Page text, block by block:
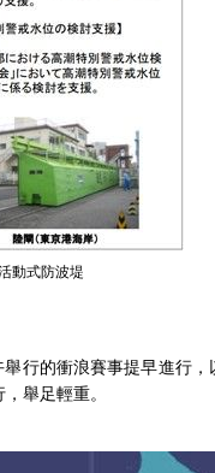
動式防波堤
行的衝浪賽事提早進行
舉足輕重。